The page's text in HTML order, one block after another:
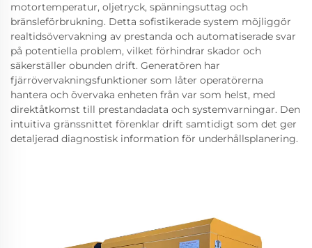
motortemperatur, oljetryck, spänningsuttag och
bränsleförbrukning. Detta sofistikerade system möjliggör
realtidsövervakning av prestanda och automatiserade svar
på potentiella problem, vilket förhindrar skador och
säkerställer obunden drift. Generatören har
fjärrövervakningsfunktioner som låter operatörerna
hantera och övervaka enheten från var som helst, med
direktåtkomst till prestandadata och systemvarningar. Den
intuitiva gränssnittet förenklar drift samtidigt som det ger
detaljerad diagnostisk information för underhållsplanering.